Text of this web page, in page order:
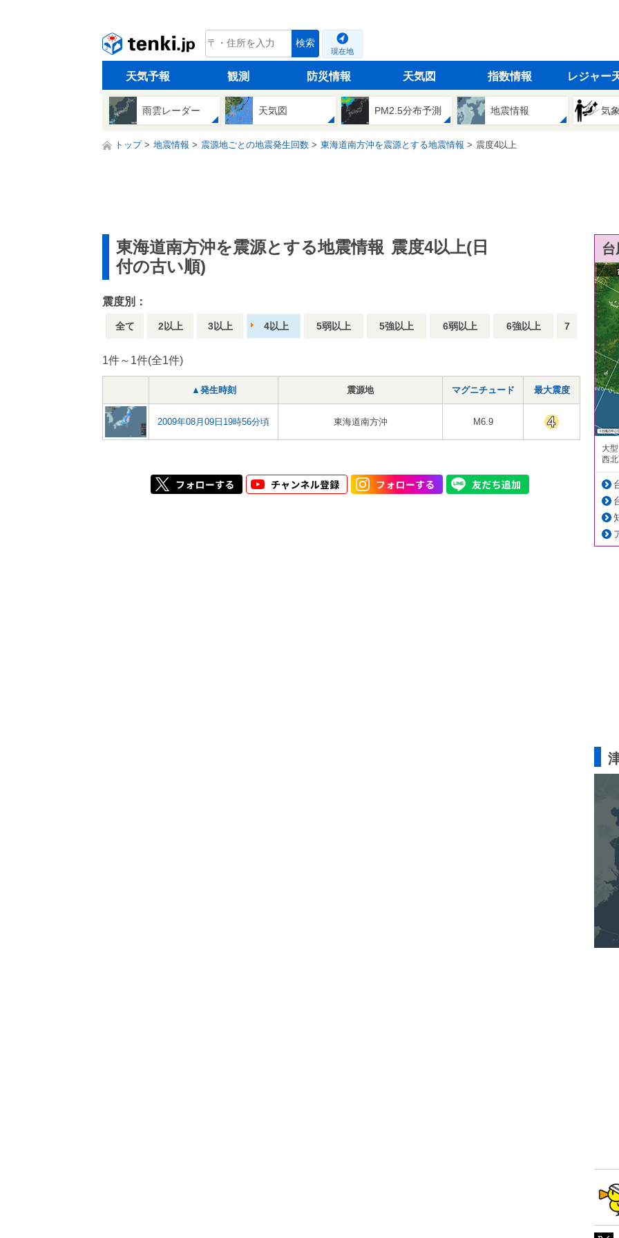
tenki.jp 検索
現在地
天気予報 観測 防災情報 天気図 指数情報 レジャー
雨雲レーダー 天気図 PM2.5分布予測 地震情報 気
トップ 地震情報 震源地ごとの地震発生回数 東海道南方沖を震源とする地震情報 震度4以上
東海道南方沖を震源とする地震情報 震度4以上(日
付の古い順)
震度別：
全て 2以上 3以上 4以上 5弱以上 5強以上 6弱以上 6強以上 7
1件～1件(全1件)
▲発生時刻 震源地 マグニチュード 最大震度
2009年08月09日19時56分頃 東海道南方沖 M6.9
大
西